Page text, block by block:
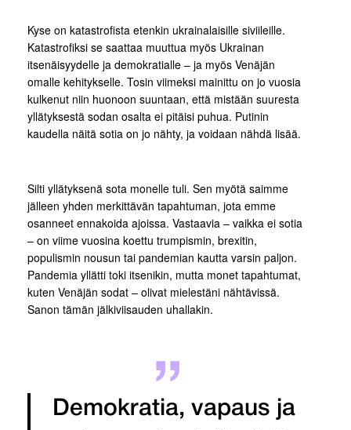
Kyse on katastrofista etenkin ukrainalaisille siviileille.
Katastrofiksi se saattaa muuttua myös Ukrainan
itsenäisyydelle ja demokratialle – ja myös Venäjän
omalle kehitykselle. Tosin viimeksi mainittu on jo vuosia
kulkenut niin huonoon suuntaan, että mistään suuresta
yllätyksestä sodan osalta ei pitäisi puhua. Putinin
kaudella näitä sotia on jo nähty, ja voidaan nähdä lisää.
Silti yllätyksenä sota monelle tuli. Sen myötä saimme
jälleen yhden merkittävän tapahtuman, jota emme
osanneet ennakoida ajoissa. Vastaavia – vaikka ei sotia
– on viime vuosina koettu trumpismin, brexitin,
populismin nousun tai pandemian kautta varsin paljon.
Pandemia yllätti toki itsenikin, mutta monet tapahtumat,
kuten Venäjän sodat – olivat mielestäni nähtävissä.
Sanon tämän jälkiviisauden uhallakin.
Demokratia, vapaus ja